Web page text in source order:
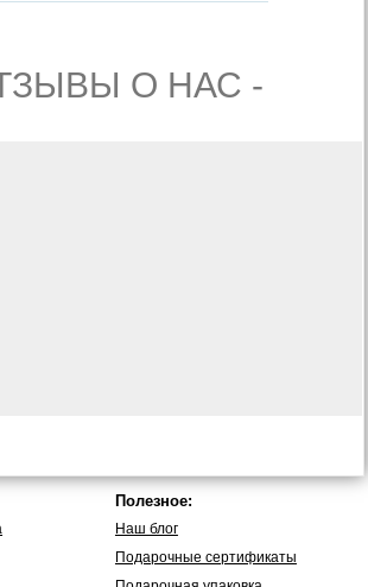
О НАС -
Полезное:
Наш блог
Подарочные сертификаты